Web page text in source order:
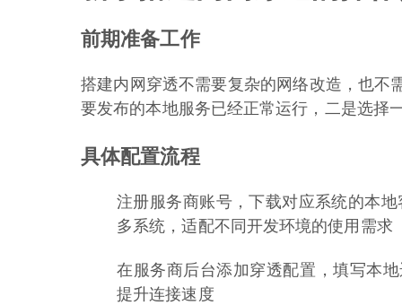
前期准备工作
搭建内网穿透不需要复杂的网络改造，也不
要发布的本地服务已经正常运行，二是选择
具体配置流程
注册服务商账号，下载对应系统的本
多系统，适配不同开发环境的使用需求
在服务商后台添加穿透配置，填写本
提升连接速度